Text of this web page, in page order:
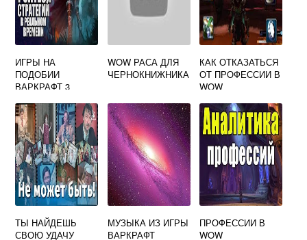
ИГРЫ НА
ПОДОБИИ
ВАРКРАФТ 3
WOW РАСА ДЛЯ
ЧЕРНОКНИЖНИКА
КАК ОТКАЗАТЬСЯ
ОТ ПРОФЕССИИ В
WOW
ТЫ НАЙДЕШЬ
СВОЮ УДАЧУ
МУЗЫКА ИЗ ИГРЫ
ВАРКРАФТ
ПРОФЕССИИ В
WOW